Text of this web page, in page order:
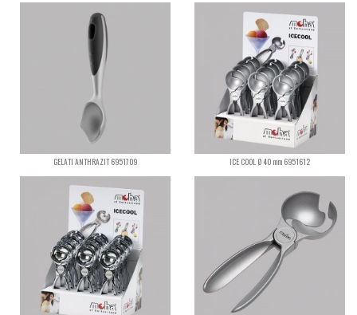
GELATI ANTHRAZIT 6951709 ICE COOL Ø 40 mm 6951612